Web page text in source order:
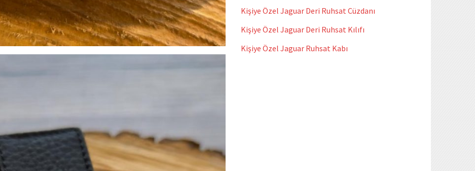
Kişiye Özel Jaguar Deri Ruhsat Cüzdanı
Kişiye Özel Jaguar Deri Ruhsat Kılıfı
Kişiye Özel Jaguar Ruhsat Kabı